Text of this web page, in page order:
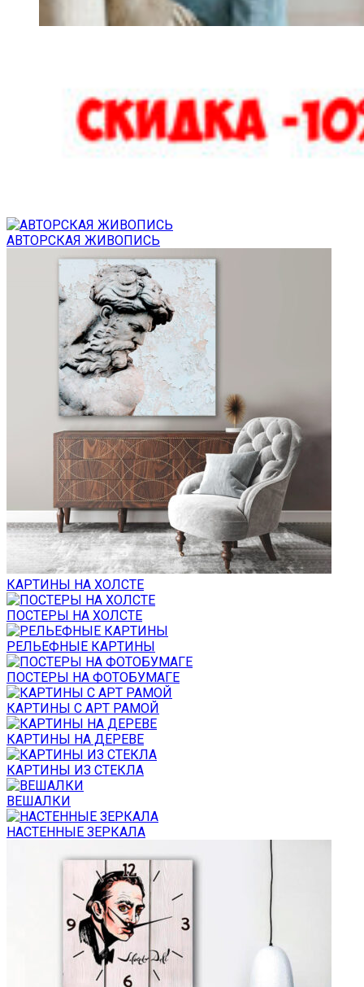
АВТОРСКАЯ ЖИВОПИСЬ
КАРТИНЫ НА ХОЛСТЕ
ПОСТЕРЫ НА ХОЛСТЕ
РЕЛЬЕФНЫЕ КАРТИНЫ
ПОСТЕРЫ НА ФОТОБУМАГЕ
КАРТИНЫ С АРТ РАМОЙ
КАРТИНЫ НА ДЕРЕВЕ
КАРТИНЫ ИЗ СТЕКЛА
ВЕШАЛКИ
НАСТЕННЫЕ ЗЕРКАЛА